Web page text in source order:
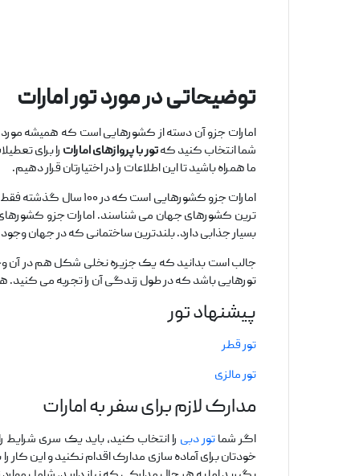
توضیحاتی در مورد تور امارات
امارات جزو آن دسته از کشورهایی است که همیشه
شما انتخاب کنید کهتور با پروازهای امارات را برای
ما همراه باشید تا این اطلاعات را در اختیارتان قرار دهیم.
امارات جزو
ترین کشورهای جهان می‌ شناسند. امارات جزو کشورهای
بسیار جذابی دارد. بلندترین ساختمانی که در جهان
جالب است بدانید که یک جزیره نخلی شکل هم در آن وجود
تورهایی باشد که در طول زندگی آن را تجربه می‌ کنید.
پیشنهاد تور
تور قطر
تور مالزی
مدارک لازم برای سفر به امارات
اگر شماتور دبی را انتخاب کنید، باید یک سری
خودتان برای آماده‌ سازی مدارک اقدام نکنید و این کار